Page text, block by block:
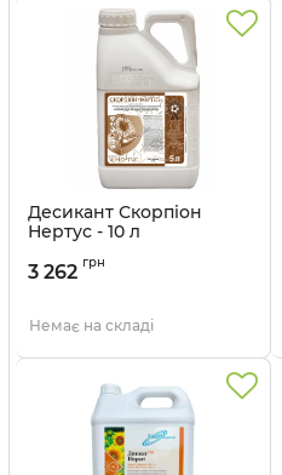
Десикант Скорпіон
Нертус - 10 л
3 262 грн
Немає на складі